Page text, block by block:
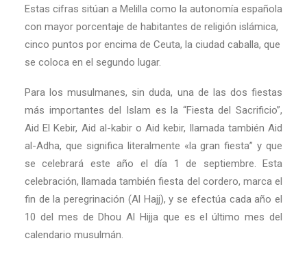
Estas cifras sitúan a Melilla como la autonomía española
con mayor porcentaje de habitantes de religión islámica,
cinco puntos por encima de Ceuta, la ciudad caballa, que
se coloca en el segundo lugar.
Para los musulmanes, sin duda, una de las dos fiestas
más importantes del Islam es la “Fiesta del Sacrificio”,
Aid El Kebir, Aid al-kabir o Aid kebir, llamada también Aid
al-Adha, que significa literalmente «la gran fiesta” y que
se celebrará este año el día 1 de septiembre. Esta
celebración, llamada también fiesta del cordero, marca el
fin de la peregrinación (Al Hajj), y se efectúa cada año el
10 del mes de Dhou Al Hijja que es el último mes del
calendario musulmán.